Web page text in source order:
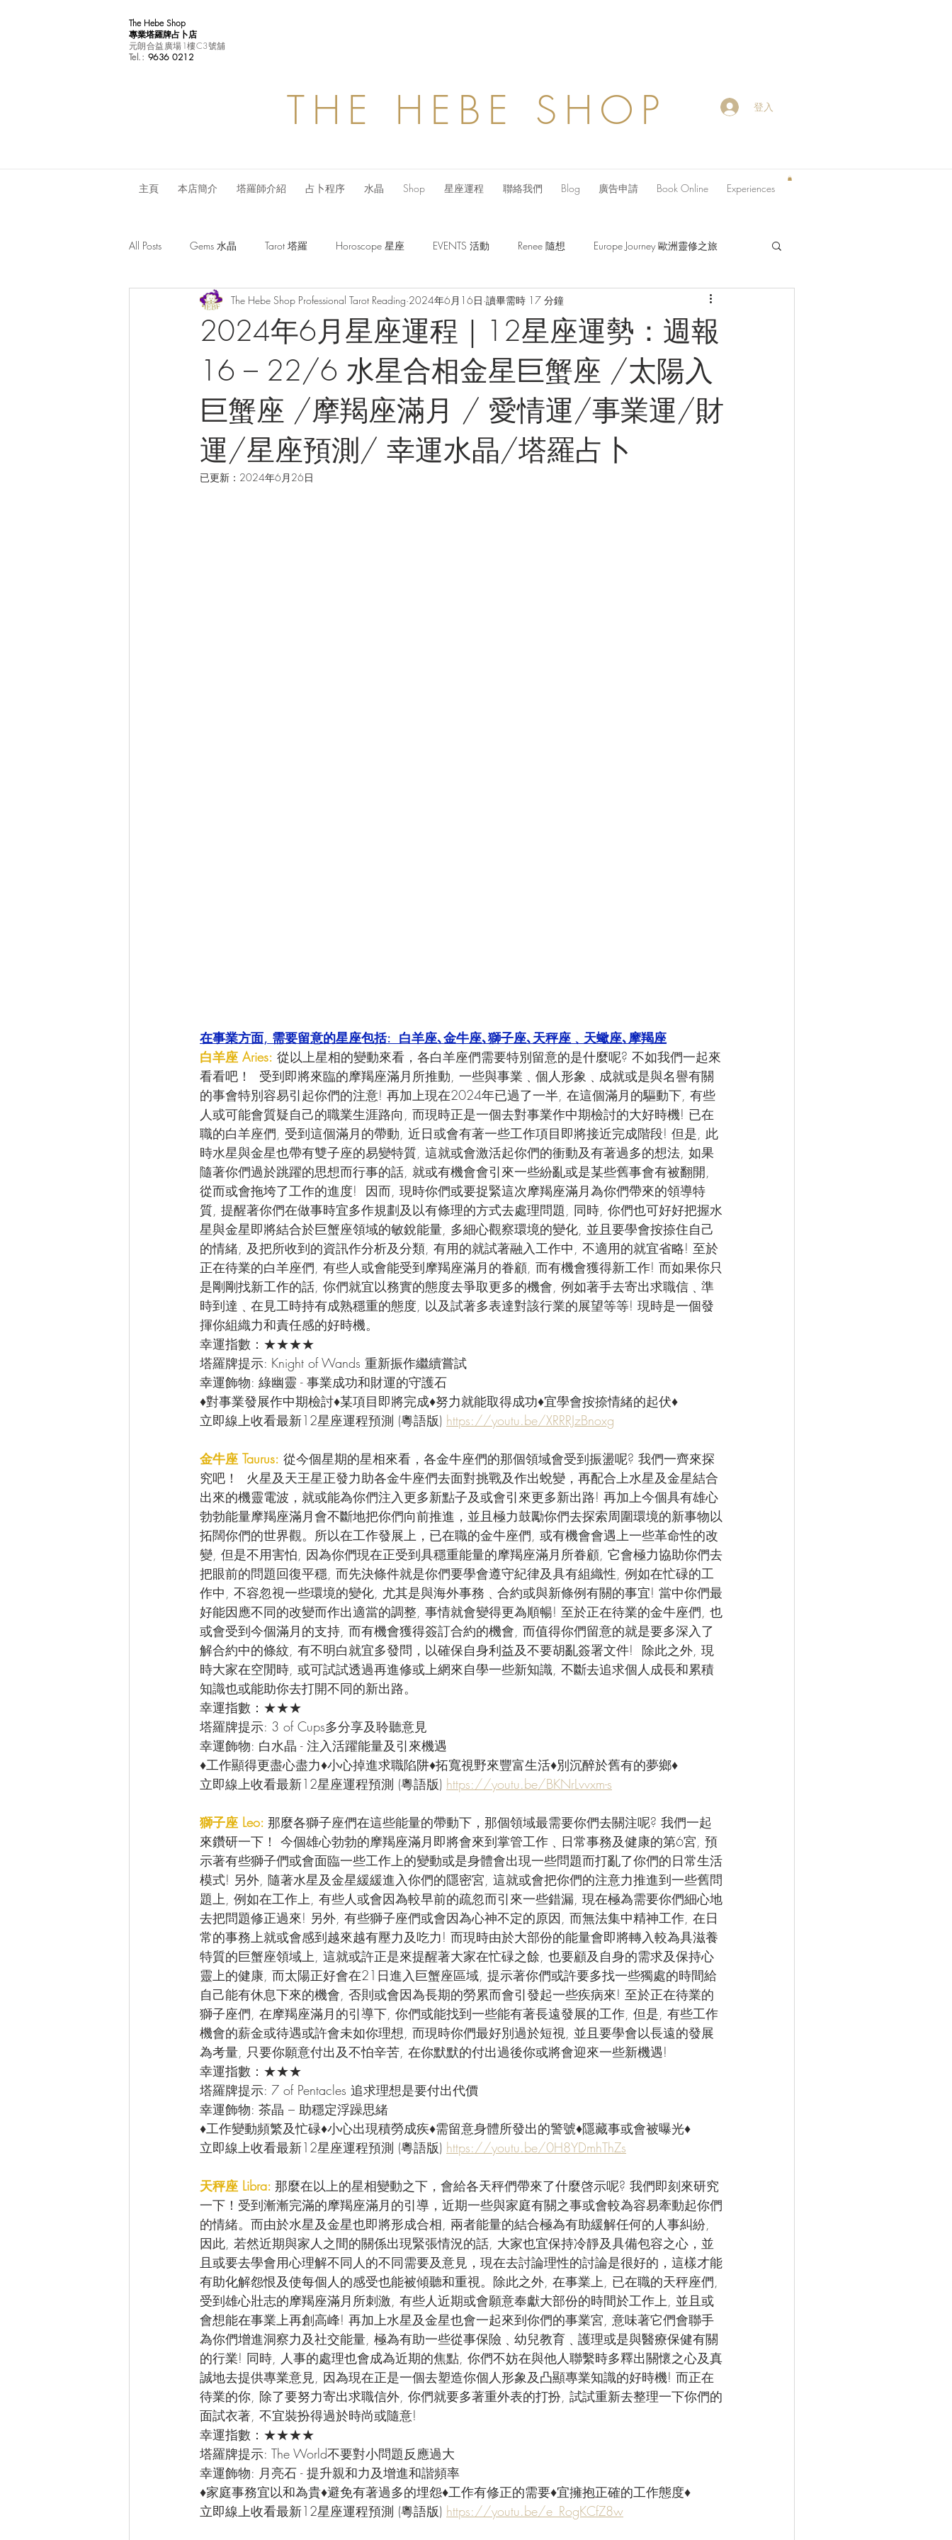
The Hebe Shop
專業塔羅牌占卜店
元朗合益廣場1樓C3號舖
Tel.: 9636 0212
THE HEBE SHOP 登入
主頁 本店簡介 塔羅師介紹 占卜程序 水晶 Shop 星座運程 聯絡我們 Blog 廣告申請 Book Online Experiences
All Posts Gems 水晶 Tarot 塔羅 Horoscope 星座 EVENTS 活動 Renee 隨想 Europe Journey 歐洲靈修之旅
Monthly Horoscope 每月星座運程
2024年6月星座運程｜12星座運勢：週報
16 – 22/6 水星合相金星巨蟹座 /太陽入
巨蟹座 /摩羯座滿月 / 愛情運/事業運/財
運/星座預測/ 幸運水晶/塔羅占卜
The Hebe Shop Professional Tarot Reading 2024年6月16日 讀畢需時 17 分鐘
已更新： 2024年6月26日
在事業方面, 需要留意的星座包括:  白羊座､金牛座､獅子座､天秤座﹑天蠍座､摩羯座
白羊座 Aries: 從以上星相的變動來看，各白羊座們需要特別留意的是什麼呢? 不如我們一起來
看看吧！  受到即將來臨的摩羯座滿月所推動, 一些與事業﹑個人形象﹑成就或是與名譽有關
的事會特別容易引起你們的注意! 再加上現在2024年已過了一半, 在這個滿月的驅動下, 有些
人或可能會質疑自己的職業生涯路向, 而現時正是一個去對事業作中期檢討的大好時機! 已在
職的白羊座們, 受到這個滿月的帶動, 近日或會有著一些工作項目即將接近完成階段! 但是, 此
時水星與金星也帶有雙子座的易變特質, 這就或會激活起你們的衝動及有著過多的想法, 如果
隨著你們過於跳躍的思想而行事的話, 就或有機會會引來一些紛亂或是某些舊事會有被翻開,
從而或會拖垮了工作的進度!  因而, 現時你們或要捉緊這次摩羯座滿月為你們帶來的領導特
質, 提醒著你們在做事時宜多作規劃及以有條理的方式去處理問題, 同時, 你們也可好好把握水
星與金星即將結合於巨蟹座領域的敏銳能量, 多細心觀察環境的變化, 並且要學會按捺住自己
的情緒, 及把所收到的資訊作分析及分類, 有用的就試著融入工作中, 不適用的就宜省略! 至於
正在待業的白羊座們, 有些人或會能受到摩羯座滿月的眷顧, 而有機會獲得新工作! 而如果你只
是剛剛找新工作的話, 你們就宜以務實的態度去爭取更多的機會, 例如著手去寄出求職信﹑準
時到達﹑在見工時持有成熟穩重的態度, 以及試著多表達對該行業的展望等等! 現時是一個發
揮你組織力和責任感的好時機。
幸運指數：★★★★
塔羅牌提示: Knight of Wands 重新振作繼續嘗試
幸運飾物: 綠幽靈 - 事業成功和財運的守護石
♦對事業發展作中期檢討♦某項目即將完成♦努力就能取得成功♦宜學會按捺情緒的起伏♦
立即線上收看最新12星座運程預測 (粵語版) https://youtu.be/XRRRJzBnoxg
金牛座 Taurus: 從今個星期的星相來看，各金牛座們的那個領域會受到振盪呢? 我們一齊來探
究吧！  火星及天王星正發力助各金牛座們去面對挑戰及作出蛻變，再配合上水星及金星結合
出來的機靈電波，就或能為你們注入更多新點子及或會引來更多新出路! 再加上今個具有雄心
勃勃能量摩羯座滿月會不斷地把你們向前推進，並且極力鼓勵你們去探索周圍環境的新事物以
拓闊你們的世界觀。所以在工作發展上，已在職的金牛座們, 或有機會會遇上一些革命性的改
變, 但是不用害怕, 因為你們現在正受到具穩重能量的摩羯座滿月所眷顧, 它會極力協助你們去
把眼前的問題回復平穩, 而先決條件就是你們要學會遵守紀律及具有組織性, 例如在忙碌的工
作中, 不容忽視一些環境的變化, 尤其是與海外事務﹑合約或與新條例有關的事宜! 當中你們最
好能因應不同的改變而作出適當的調整, 事情就會變得更為順暢! 至於正在待業的金牛座們, 也
或會受到今個滿月的支持, 而有機會獲得簽訂合約的機會, 而值得你們留意的就是要多深入了
解合約中的條紋, 有不明白就宜多發問，以確保自身利益及不要胡亂簽署文件!  除此之外, 現
時大家在空閒時, 或可試試透過再進修或上網來自學一些新知識, 不斷去追求個人成長和累積
知識也或能助你去打開不同的新出路。
幸運指數：★★★
塔羅牌提示: 3 of Cups多分享及聆聽意見
幸運飾物: 白水晶 - 注入活躍能量及引來機遇
♦工作顯得更盡心盡力♦小心掉進求職陷阱♦拓寬視野來豐富生活♦別沉醉於舊有的夢鄉♦
立即線上收看最新12星座運程預測 (粵語版) https://youtu.be/BKNrLvvxm-s
獅子座 Leo: 那麼各獅子座們在這些能量的帶動下，那個領域最需要你們去關注呢? 我們一起
來鑽研一下！ 今個雄心勃勃的摩羯座滿月即將會來到掌管工作﹑日常事務及健康的第6宮, 預
示著有些獅子們或會面臨一些工作上的變動或是身體會出現一些問題而打亂了你們的日常生活
模式! 另外, 隨著水星及金星緩緩進入你們的隱密宮, 這就或會把你們的注意力推進到一些舊問
題上, 例如在工作上, 有些人或會因為較早前的疏忽而引來一些錯漏, 現在極為需要你們細心地
去把問題修正過來! 另外, 有些獅子座們或會因為心神不定的原因, 而無法集中精神工作, 在日
常的事務上就或會感到越來越有壓力及吃力! 而現時由於大部份的能量會即將轉入較為具滋養
特質的巨蟹座領域上, 這就或許正是來提醒著大家在忙碌之餘, 也要顧及自身的需求及保持心
靈上的健康, 而太陽正好會在21日進入巨蟹座區域, 提示著你們或許要多找一些獨處的時間給
自己能有休息下來的機會, 否則或會因為長期的勞累而會引發起一些疾病來! 至於正在待業的
獅子座們, 在摩羯座滿月的引導下, 你們或能找到一些能有著長遠發展的工作, 但是, 有些工作
機會的薪金或待遇或許會未如你理想, 而現時你們最好別過於短視, 並且要學會以長遠的發展
為考量, 只要你願意付出及不怕辛苦, 在你默默的付出過後你或將會迎來一些新機遇!
幸運指數：★★★
塔羅牌提示: 7 of Pentacles 追求理想是要付出代價
幸運飾物: 茶晶 – 助穩定浮躁思緒
♦工作變動頻繁及忙碌♦小心出現積勞成疾♦需留意身體所發出的警號♦隱藏事或會被曝光♦
立即線上收看最新12星座運程預測 (粵語版) https://youtu.be/0H8YDmhThZs
天秤座 Libra: 那麼在以上的星相變動之下，會給各天秤們帶來了什麼啓示呢? 我們即刻來研究
一下！受到漸漸完滿的摩羯座滿月的引導，近期一些與家庭有關之事或會較為容易牽動起你們
的情緒。而由於水星及金星也即將形成合相, 兩者能量的結合極為有助緩解任何的人事糾紛,
因此, 若然近期與家人之間的關係出現緊張情況的話, 大家也宜保持冷靜及具備包容之心，並
且或要去學會用心理解不同人的不同需要及意見，現在去討論理性的討論是很好的，這樣才能
有助化解怨恨及使每個人的感受也能被傾聽和重視。除此之外, 在事業上, 已在職的天秤座們,
受到雄心壯志的摩羯座滿月所刺激, 有些人近期或會願意奉獻大部份的時間於工作上, 並且或
會想能在事業上再創高峰! 再加上水星及金星也會一起來到你們的事業宮, 意味著它們會聯手
為你們增進洞察力及社交能量, 極為有助一些從事保險﹑幼兒教育﹑護理或是與醫療保健有關
的行業! 同時, 人事的處理也會成為近期的焦點, 你們不妨在與他人聯繫時多釋出關懷之心及真
誠地去提供專業意見, 因為現在正是一個去塑造你個人形象及凸顯專業知識的好時機! 而正在
待業的你, 除了要努力寄出求職信外, 你們就要多著重外表的打扮, 試試重新去整理一下你們的
面試衣著, 不宜裝扮得過於時尚或隨意!
幸運指數：★★★★
塔羅牌提示: The World不要對小問題反應過大
幸運飾物: 月亮石 - 提升親和力及增進和諧頻率
♦家庭事務宜以和為貴♦避免有著過多的埋怨♦工作有修正的需要♦宜擁抱正確的工作態度♦
立即線上收看最新12星座運程預測 (粵語版) https://youtu.be/e_RogKCfZ8w